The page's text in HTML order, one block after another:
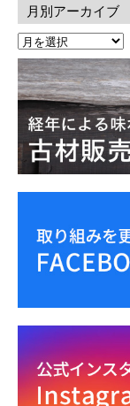
月別アーカイブ